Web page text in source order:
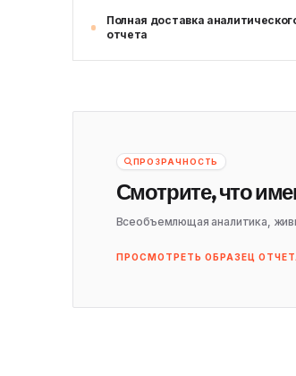
Полная доставка
отчета
ПРОЗРАЧНОСТЬ
Смотрите, что
Всеобъемлющая аналитика,
ПРОСМОТРЕТЬ ОБРАЗЕЦ